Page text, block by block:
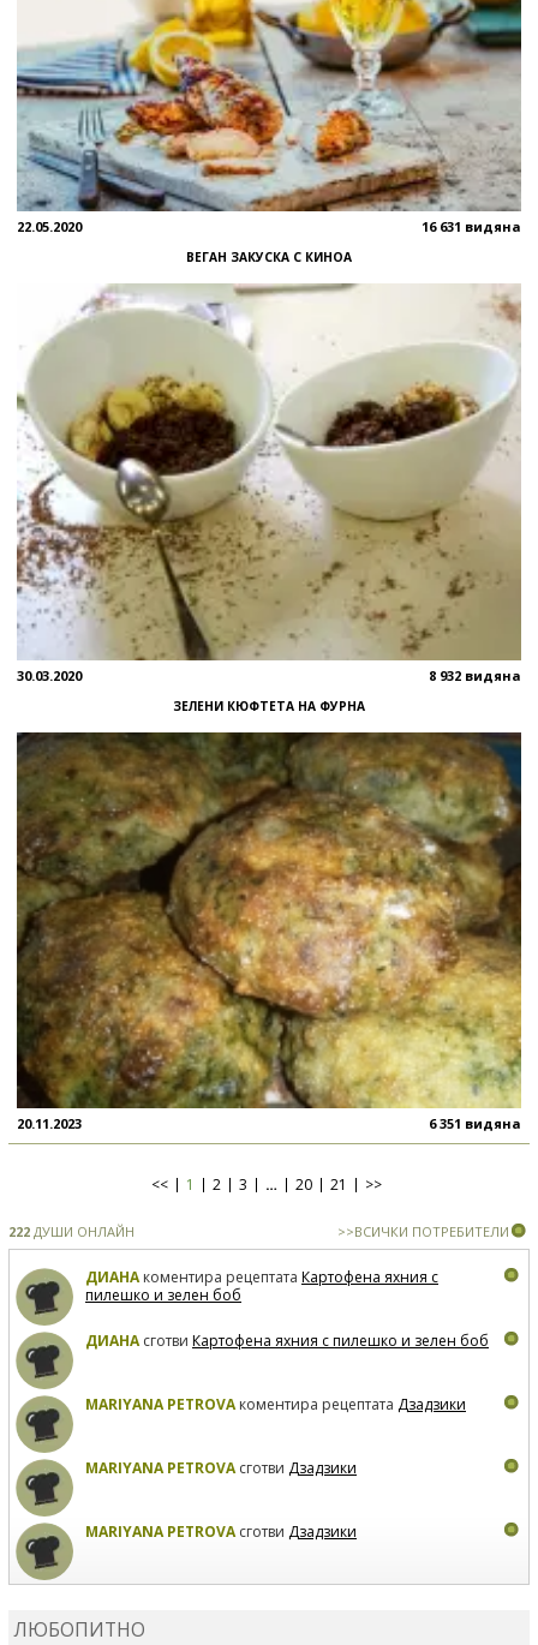
22.05.2020 16 631 видяна
ВЕГАН ЗАКУСКА С КИНОА
30.03.2020 8 932 видяна
ЗЕЛЕНИ КЮФТЕТА НА ФУРНА
20.11.2023 6 351 видяна
<< 1 2 3 … 20 21 >>
222 ДУШИ ОНЛАЙН >>ВСИЧКИ ПОТРЕБИТЕЛИ
ДИАНАкоментира рецептата Картофена яхния с
пилешко и зелен боб
ДИАНАсготви Картофена яхния с пилешко и зелен боб
MARIYANA PETROVAкоментира рецептата Дзадзики
MARIYANA PETROVAсготви Дзадзики
MARIYANA PETROVAсготви Дзадзики
ЛЮБОПИТНО